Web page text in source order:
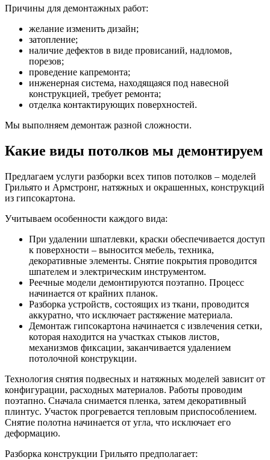
Причины для демонтажных работ:
желание изменить дизайн;
затопление;
наличие дефектов в виде провисаний, надломов,
порезов;
проведение капремонта;
инженерная система, находящаяся под навесной
конструкцией, требует ремонта;
отделка контактирующих поверхностей.
Мы выполняем демонтаж разной сложности.
Какие виды потолков мы демонтируем
Предлагаем услуги разборки всех типов потолков – моделей
Грильято и Армстронг, натяжных и окрашенных, конструкций
из гипсокартона.
Учитываем особенности каждого вида:
При удалении шпатлевки, краски обеспечивается доступ
к поверхности – выносится мебель, техника,
декоративные элементы. Снятие покрытия проводится
шпателем и электрическим инструментом.
Реечные модели демонтируются поэтапно. Процесс
начинается от крайних планок.
Разборка устройств, состоящих из ткани, проводится
аккуратно, что исключает растяжение материала.
Демонтаж гипсокартона начинается с извлечения сетки,
которая находится на участках стыков листов,
механизмов фиксации, заканчивается удалением
потолочной конструкции.
Технология снятия подвесных и натяжных моделей зависит от
конфигурации, расходных материалов. Работы проводим
поэтапно. Сначала снимается пленка, затем декоративный
плинтус. Участок прогревается тепловым приспособлением.
Снятие полотна начинается от угла, что исключает его
деформацию.
Разборка конструкции Грильято предполагает: